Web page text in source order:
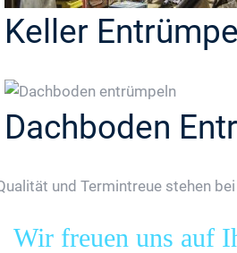
Keller
Dachboden
und Termintreue stehen
Wir freuen uns auf